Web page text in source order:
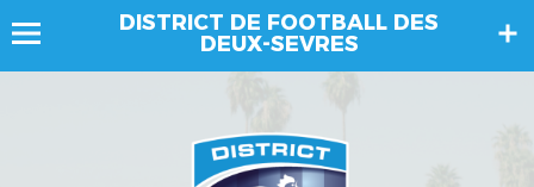
DISTRICT DE FOOTBALL DES
DEUX-SEVRES